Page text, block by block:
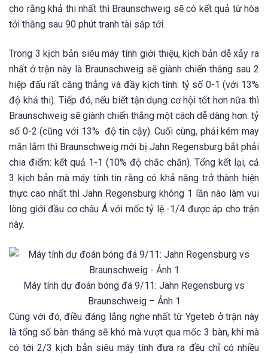
cho rằng khả thi nhất thì Braunschweig sẽ có kết quả từ hòa
tới thắng sau 90 phút tranh tài sắp tới.
Trong 3 kịch bản siêu máy tính giới thiệu, kịch bản dễ xảy ra
nhất ở trận này là Braunschweig sẽ giành chiến thắng sau 2
hiệp đấu rất căng thẳng và đầy kịch tính: tỷ số 0-1 (với 13%
độ khả thi). Tiếp đó, nếu biết tận dụng cơ hội tốt hơn nữa thì
Braunschweig sẽ giành chiến thắng một cách dễ dàng hơn: tỷ
số 0-2 (cũng với 13% độ tin cậy). Cuối cùng, phải kém may
mắn lắm thì Braunschweig mới bị Jahn Regensburg bắt phải
chia điểm: kết quả 1-1 (10% độ chắc chắn). Tổng kết lại, cả
3 kịch bản mà máy tính tin rằng có khả năng trở thành hiện
thực cao nhất thì Jahn Regensburg không 1 lần nào làm vui
lòng giới đầu cơ châu Á với mốc tỷ lệ -1/4 được áp cho trận
này.
Máy tính dự đoán bóng đá 9/11: Jahn Regensburg vs
Braunschweig – Ảnh 1
Cùng với đó, điều đáng lắng nghe nhất từ Ygeteb ở trận này
là tổng số bàn thắng sẽ khó mà vượt qua mốc 3 bàn, khi mà
có tới 2/3 kịch bản siêu máy tính đưa ra đều chỉ có nhiều